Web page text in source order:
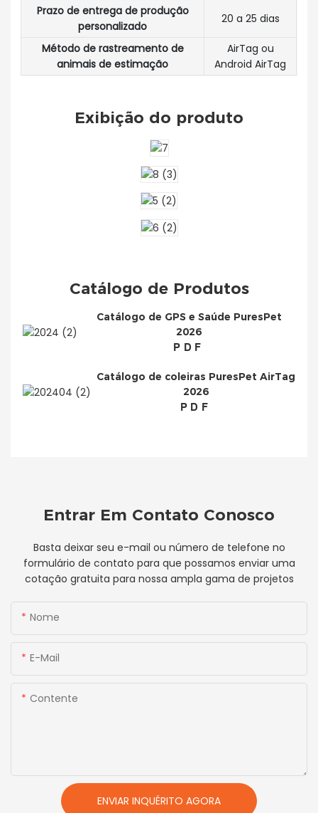
Prazo de entrega de produção
personalizado
20 a 25 dias
Método de rastreamento de
animais de estimação
AirTag ou
Android AirTag
Exibição do produto
Catálogo de Produtos
Catálogo de GPS e Saúde PuresPet
2026
PDF
Catálogo de coleiras PuresPet AirTag
2026
PDF
Entrar Em Contato Conosco
Basta deixar seu e-mail ou número de telefone no
formulário de contato para que possamos enviar uma
cotação gratuita para nossa ampla gama de projetos
Nome
E-Mail
Contente
ENVIAR INQUÉRITO AGORA